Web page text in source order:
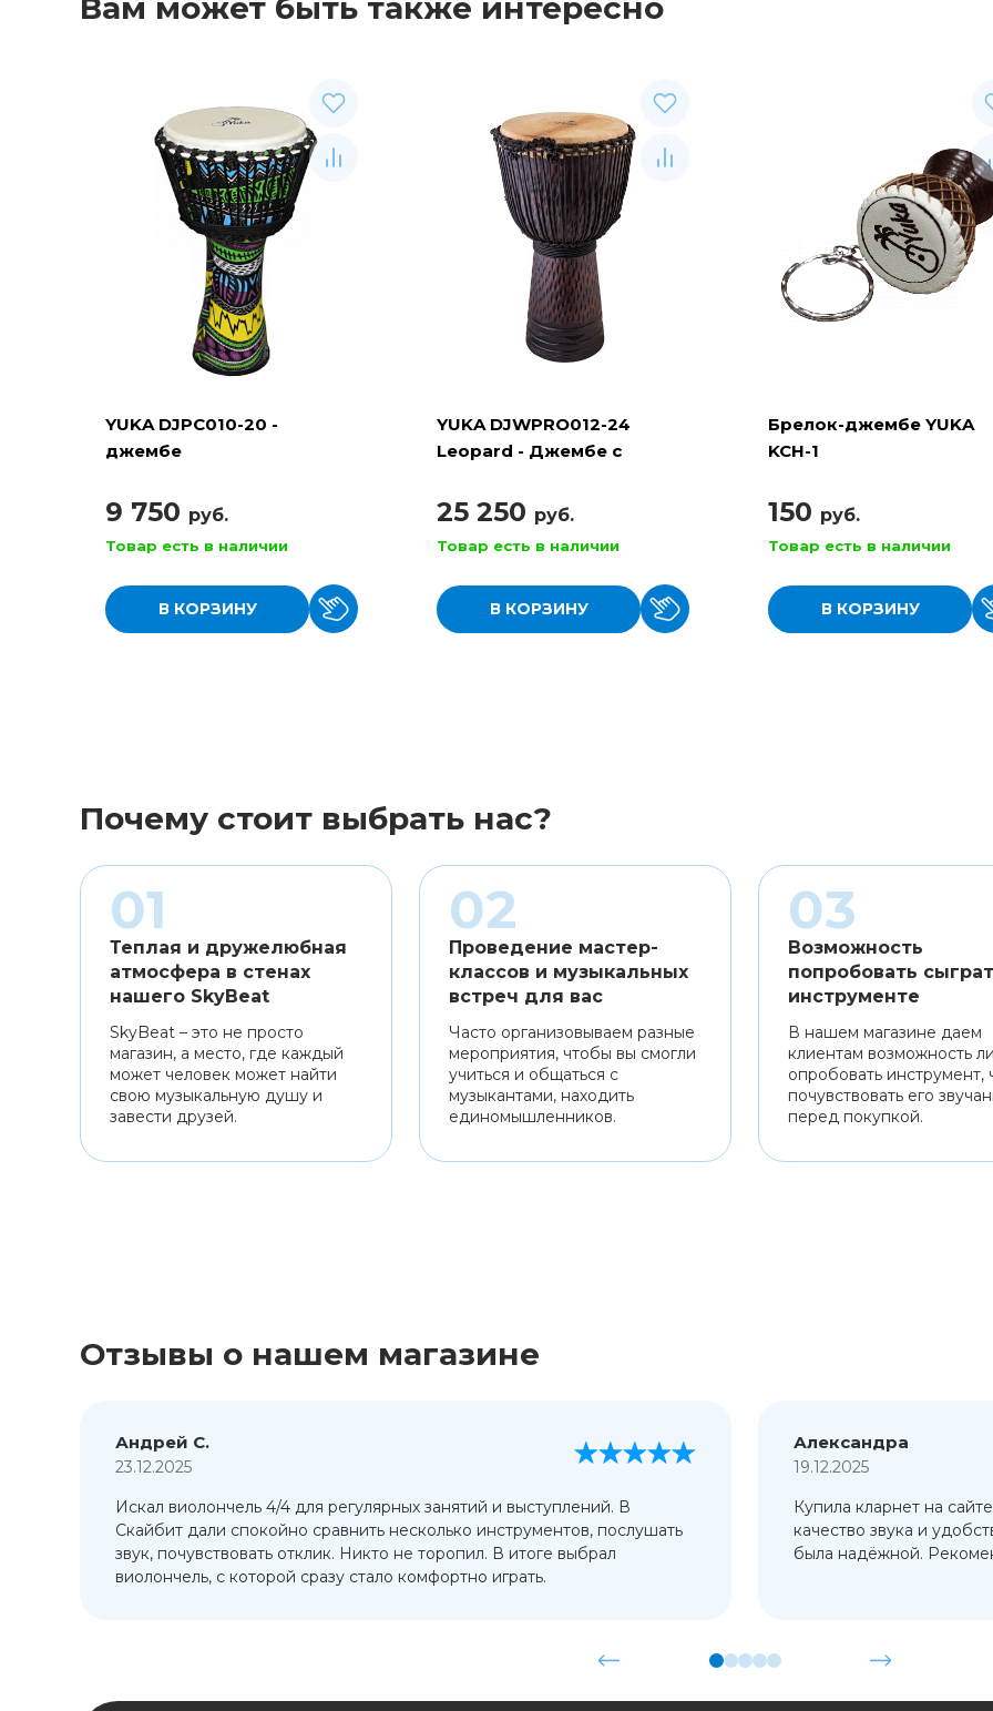
Вам может быть также интересно
YUKA DJPC010-20 -
джембе
9 750 руб.
Товар есть в наличии
В КОРЗИНУ
YUKA DJWPRO012-24
Leopard - Джембе с
25 250 руб.
Товар есть в наличии
В КОРЗИНУ
Брелок-джембе YUKA
KCH-1
150 руб.
Товар есть в наличии
В КОРЗИНУ
Почему стоит выбрать нас?
Теплая и дружелюбная
атмосфера в стенах
нашего SkyBeat
SkyBeat – это не просто
магазин, а место, где каждый
может человек может найти
свою музыкальную душу и
завести друзей.
Проведение мастер-
классов и музыкальных
встреч для вас
Часто организовываем разные
мероприятия, чтобы вы смогли
учиться и общаться с
музыкантами, находить
единомышленников.
Возможность
попробовать
инструменте
В нашем магазине даем
клиентам возможность
опробовать инструмент,
почувствовать его
перед покупкой.
Отзывы о нашем магазине
Андрей С.
23.12.2025
Искал виолончель 4/4 для регулярных занятий и выступлений. В
Скайбит дали спокойно сравнить несколько инструментов, послушать
звук, почувствовать отклик. Никто не торопил. В итоге выбрал
виолончель, с которой сразу стало комфортно играть.
Александра
19.12.2025
Купила кларнет на
качество звука и
была надёжной.